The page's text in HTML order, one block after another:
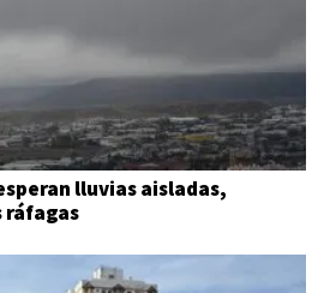
lluvias aisladas,
ráfagas